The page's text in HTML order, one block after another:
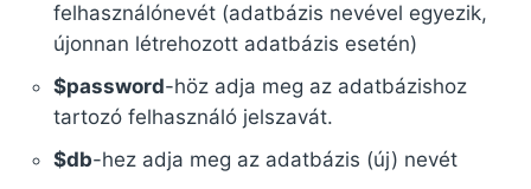
felhasználónevét (adatbázis nevével egyezik,
újonnan létrehozott adatbázis esetén)
$password-höz adja meg az adatbázishoz
tartozó felhasználó jelszavát.
$db-hez adja meg az adatbázis (új) nevét